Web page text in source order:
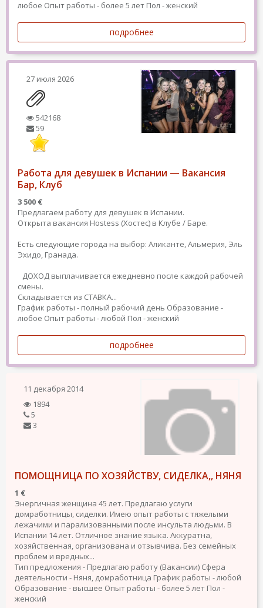
любое Опыт работы - более 5 лет Пол - женский
подробнее
27 июля 2026
542168
59
Работа для девушек в Испании — Вакансия
Бар, Клуб
3 500 €
Предлагаем работу для девушек в Испании.
Открыта вакансия Hostess (Хостес) в Клубе / Баре.
Есть следующие города на выбор: Аликанте, Альмерия, Эль
Эхидо, Гранада.
ДОХОД выплачивается ежедневно после каждой рабочей
смены.
Складывается из СТАВКА...
График работы - полный рабочий день Образование -
любое Опыт работы - любой Пол - женский
подробнее
11 декабря 2014
1894
5
3
ПОМОЩНИЦА ПО ХОЗЯЙСТВУ, СИДЕЛКА,, НЯНЯ
1 €
Энергичная женщина 45 лет. Предлагаю услуги
домработницы, сиделки. Имею опыт работы с тяжелыми
лежачими и парализованными после инсульта людьми. В
Испании 14 лет. Отличное знание языка. Аккуратна,
хозяйственная, организована и отзывчива. Без семейных
проблем и вредных...
Тип предложения - Предлагаю работу (Вакансии) Сфера
деятельности - Няня, домработница График работы - любой
Образование - высшее Опыт работы - более 5 лет Пол -
женский